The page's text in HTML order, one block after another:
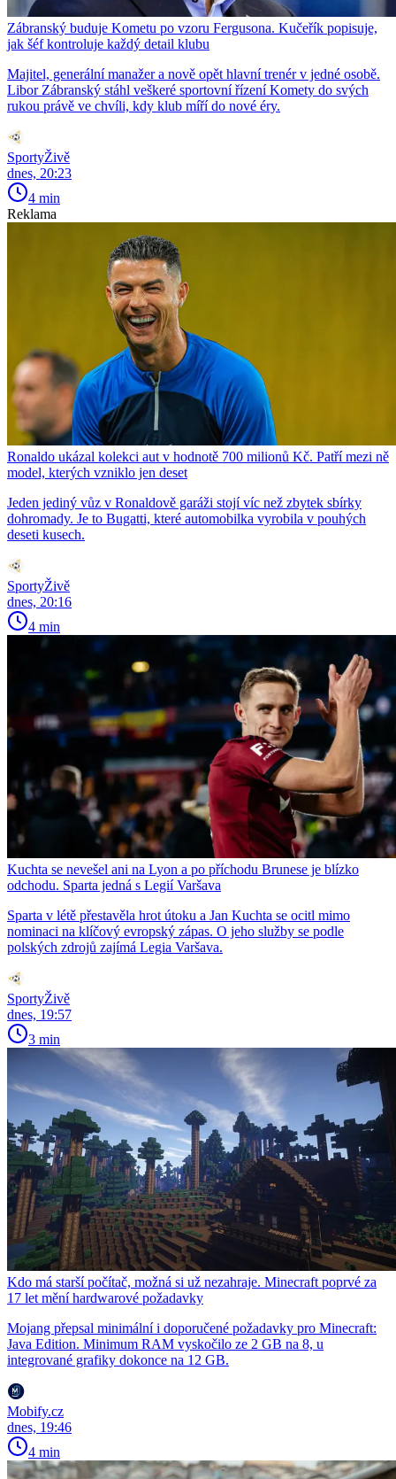
Zábranský buduje Kometu po vzoru Fergusona. Kučeřík popisuje,
jak šéf kontroluje každý detail klubu
Majitel, generální manažer a nově opět hlavní trenér v jedné osobě.
Libor Zábranský stáhl veškeré sportovní řízení Komety do svých
rukou právě ve chvíli, kdy klub míří do nové éry.
SportyŽivě
dnes, 20:23
4 min
Reklama
Ronaldo ukázal kolekci aut v hodnotě 700 milionů Kč. Patří mezi ně
model, kterých vzniklo jen deset
Jeden jediný vůz v Ronaldově garáži stojí víc než zbytek sbírky
dohromady. Je to Bugatti, které automobilka vyrobila v pouhých
deseti kusech.
SportyŽivě
dnes, 20:16
4 min
Kuchta se nevešel ani na Lyon a po příchodu Brunese je blízko
odchodu. Sparta jedná s Legií Varšava
Sparta v létě přestavěla hrot útoku a Jan Kuchta se ocitl mimo
nominaci na klíčový evropský zápas. O jeho služby se podle
polských zdrojů zajímá Legia Varšava.
SportyŽivě
dnes, 19:57
3 min
Kdo má starší počítač, možná si už nezahraje. Minecraft poprvé za
17 let mění hardwarové požadavky
Mojang přepsal minimální i doporučené požadavky pro Minecraft:
Java Edition. Minimum RAM vyskočilo ze 2 GB na 8, u
integrované grafiky dokonce na 12 GB.
Mobify.cz
dnes, 19:46
4 min